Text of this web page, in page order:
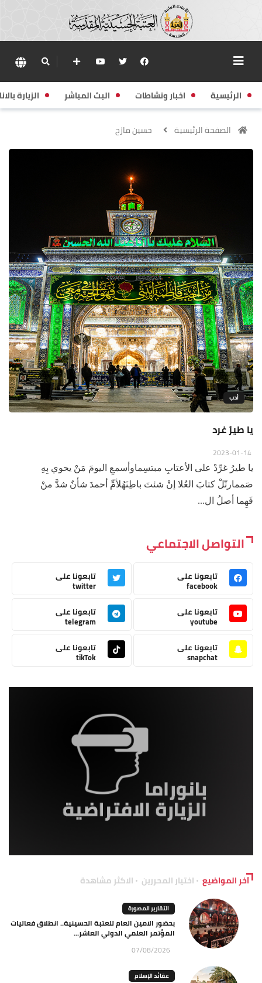
الرئيسية اخبار ونشاطات البث المباشر الزيارة
الصفحة الرئيسية حسين مازح
أدب
يا طيرُ غرد
يا طيرُ غرِّدْ على الأعتابِ مبتسِماوأسمعِ اليومَ مَنْ يحوي بِهِ
صَممارتّلْ كتابَ العُلا إنْ شئتَ باطِنَهُلأمِّ أحمدَ شأنٌ شدَّ منْ
فَهِما أصلُ ال...
التواصل الاجتماعي
تابعونا على
facebook
تابعونا على
twitter
تابعونا على
youtube
تابعونا على
telegram
تابعونا على
snapchat
تابعونا على
tikTok
آخر المواضيع اختيار المحررين الاكثر مشاهدة
التقارير المصورة
بحضور الامين العام للعتبة الحسينية.. انطلاق فعاليات
المؤتمر العلمي الدولي العاشر...
07/08/2026
عقائد الإسلام